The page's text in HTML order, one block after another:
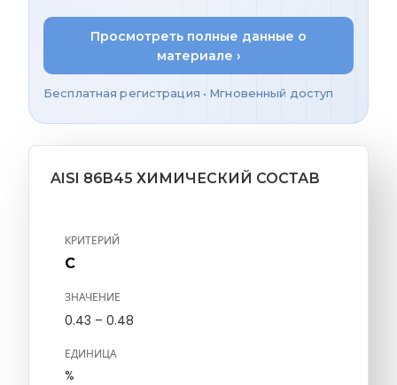
Просмотреть полные данные о
материале ›
Бесплатная регистрация • Мгновенный доступ
AISI 86B45 ХИМИЧЕСКИЙ СОСТАВ
КРИТЕРИЙ
C
ЗНАЧЕНИЕ
0.43 – 0.48
ЕДИНИЦА
%